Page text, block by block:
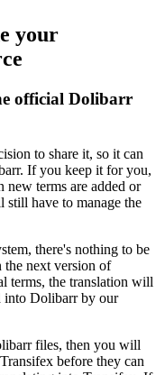
your
official Dolibarr
to share it, so it can
If you keep it for you,
terms are added or
have to manage the
there's nothing to be
next version of
terms, the translation will
into Dolibarr by our
files, then you will
before they can